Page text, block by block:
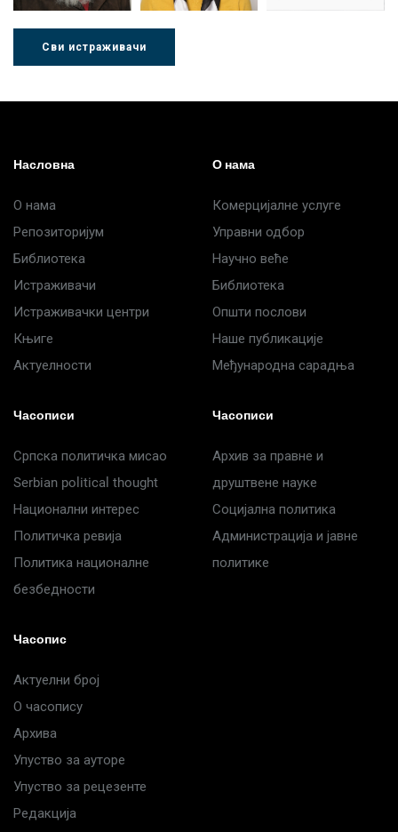
Сви истраживачи
Насловна
О нама
Репозиторијум
Библиотека
Истраживачи
Истраживачки центри
Књиге
Актуелности
О нама
Комерцијалне услуге
Управни одбор
Научно веће
Библиотека
Општи послови
Наше публикације
Међународна сарадња
Часописи
Српска политичка мисао
Serbian political thought
Национални интерес
Политичка ревија
Политика националне
безбедности
Часописи
Архив за правне и
друштвене науке
Социјална политика
Администрација и јавне
политике
Часопис
Актуелни број
О часопису
Архива
Упуство за ауторе
Упуство за рецезенте
Редакција